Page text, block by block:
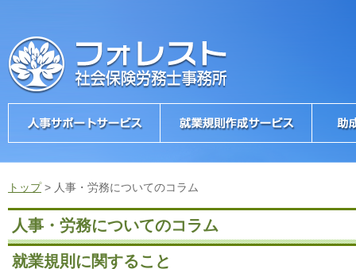
トップ> 人事・労務についてのコラム
人事・労務についてのコラム
就業規則に関すること